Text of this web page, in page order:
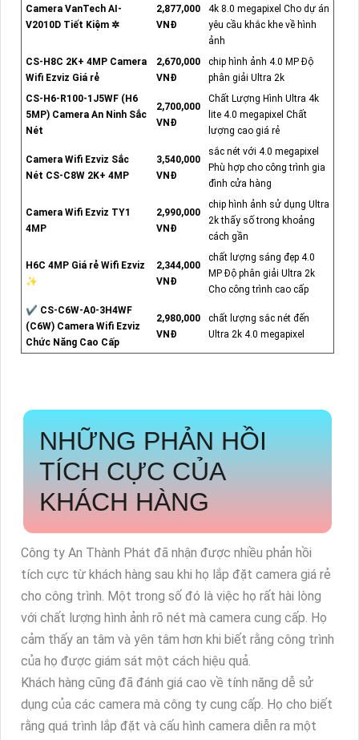
Camera VanTech AI-
V2010D Tiết Kiệm ✲
2,877,000
VNĐ
4k 8.0 megapixel Cho dự án
yêu cầu khắc khe về hình
ảnh
CS-H8C 2K+ 4MP Camera
Wifi Ezviz Giá rẻ
2,670,000
VNĐ
chip hình ảnh 4.0 MP Độ
phân giải Ultra 2k
CS-H6-R100-1J5WF (H6
5MP) Camera An Ninh Sắc
Nét
2,700,000
VNĐ
Chất Lượng Hình Ultra 4k
lite 4.0 megapixel Chất
lượng cao giá rẻ
Camera Wifi Ezviz Sắc
Nét CS-C8W 2K+ 4MP
3,540,000
VNĐ
sắc nét với 4.0 megapixel
Phù hợp cho công trình gia
đình cửa hàng
Camera Wifi Ezviz TY1
4MP
2,990,000
VNĐ
chip hình ảnh sử dụng Ultra
2k thấy số trong khoảng
cách gần
H6C 4MP Giá rẻ Wifi Ezviz
✨
2,344,000
VNĐ
chất lượng sáng đẹp 4.0
MP Độ phân giải Ultra 2k
Cho công trình cao cấp
✔ CS-C6W-A0-3H4WF
(C6W) Camera Wifi Ezviz
Chức Năng Cao Cấp
2,980,000
VNĐ
chất lượng sắc nét đến
Ultra 2k 4.0 megapixel
NHỮNG PHẢN HỒI
TÍCH CỰC CỦA
KHÁCH HÀNG
Công ty An Thành Phát đã nhận được nhiều phản hồi
tích cực từ khách hàng sau khi họ lắp đặt camera giá rẻ
cho công trình. Một trong số đó là việc họ rất hài lòng
với chất lượng hình ảnh rõ nét mà camera cung cấp. Họ
cảm thấy an tâm và yên tâm hơn khi biết rằng công trình
của họ được giám sát một cách hiệu quả.
Khách hàng cũng đã đánh giá cao về tính năng dễ sử
dụng của các camera mà công ty cung cấp. Họ cho biết
rằng quá trình lắp đặt và cấu hình camera diễn ra một